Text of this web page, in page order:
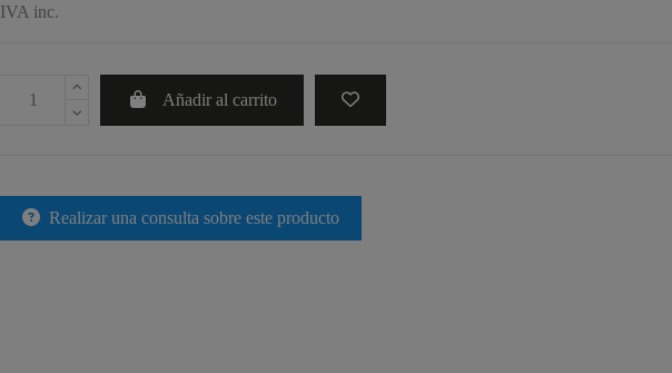
IVA inc.
Añadir al carrito
Realizar una consulta sobre este producto